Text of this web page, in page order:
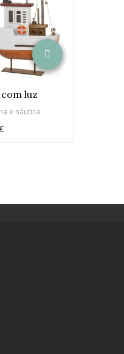
luz
e náutica